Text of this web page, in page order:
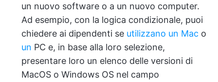
un nuovo software o a un nuovo computer.
Ad esempio, con la logica condizionale, puoi
chiedere ai dipendenti se utilizzano un Mac o
un PC e, in base alla loro selezione,
presentare loro un elenco delle versioni di
MacOS o Windows OS nel campo